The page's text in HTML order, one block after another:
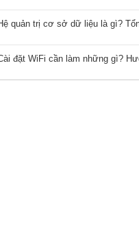
quản trị cơ sở dữ liệu là gì?
đặt WiFi cần làm những gì?